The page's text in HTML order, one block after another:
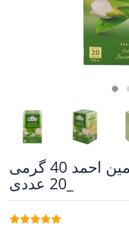
چای کیسه ای جاسمین احمد 40 گرمی